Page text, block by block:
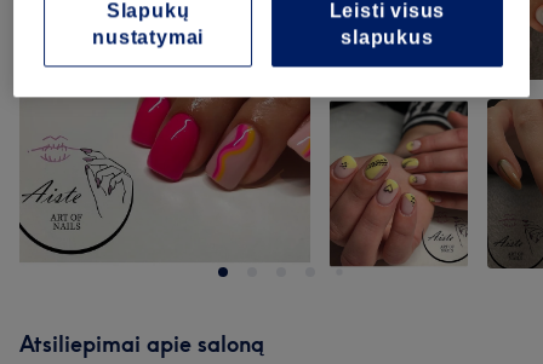
Atsiliepimai apie saloną
Leisti visus
slapukus
Slapukų
nustatymai